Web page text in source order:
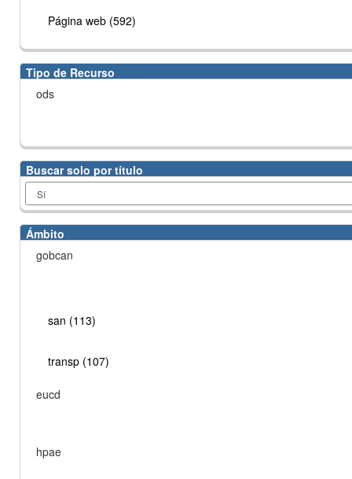
Página web (592)
Tipo de Recurso
ods
Buscar solo por título
Ámbito
gobcan
san (113)
transp (107)
eucd
hpae